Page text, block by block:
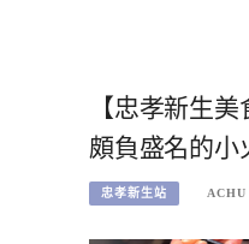
【忠孝新生
頗負盛名的小
忠孝新生站 ACHU